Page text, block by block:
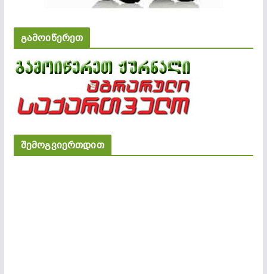
გამოიწერეთ
შემოგვიერთდით